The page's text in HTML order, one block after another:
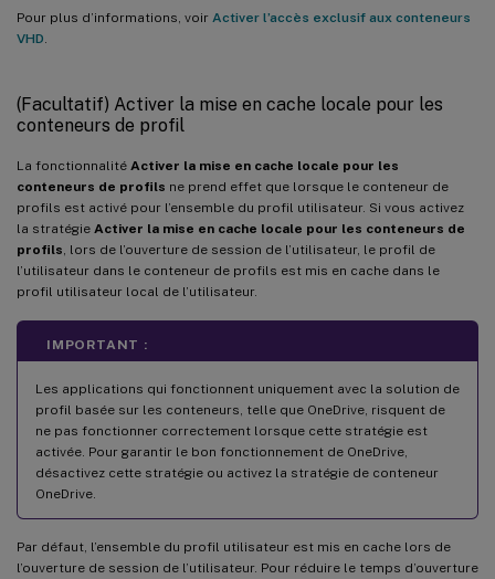
Pour plus d’informations, voir Activer l’accès exclusif aux conteneurs
VHD
(Facultatif) Activer la mise en cache locale pour les
conteneurs de profil
La fonctionnalité Activer la mise en cache locale pour les
conteneurs de profils ne prend effet que lorsque le conteneur de
profils est activé pour l’ensemble du profil utilisateur. Si vous activez
la stratégie Activer la mise en cache locale pour les conteneurs de
profils , lors de l’ouverture de session de l’utilisateur, le profil de
l’utilisateur dans le conteneur de profils est mis en cache dans le
profil utilisateur local de l’utilisateur.
IMPORTANT :
Les applications qui fonctionnent uniquement avec la solution de
profil basée sur les conteneurs, telle que OneDrive, risquent de
ne pas fonctionner correctement lorsque cette stratégie est
activée. Pour garantir le bon fonctionnement de OneDrive,
désactivez cette stratégie ou activez la stratégie de conteneur
OneDrive.
Par défaut, l’ensemble du profil utilisateur est mis en cache lors de
l’ouverture de session de l’utilisateur. Pour réduire le temps d’ouverture